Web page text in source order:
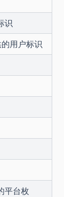
识
用户标识
平台枚